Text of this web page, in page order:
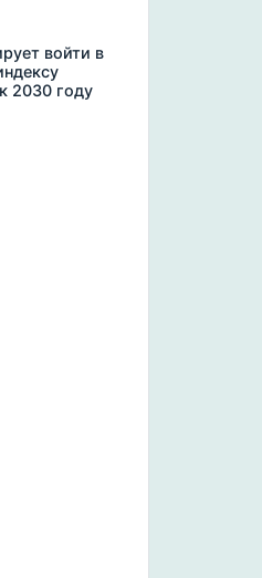
войти в
2030 году